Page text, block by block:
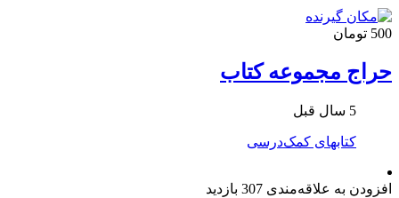
500 تومان
حراج مجموعه کتاب
5 سال قبل
کتابهای کمک‌درسی
افزودن به علاقه‌مندی 307 بازدید